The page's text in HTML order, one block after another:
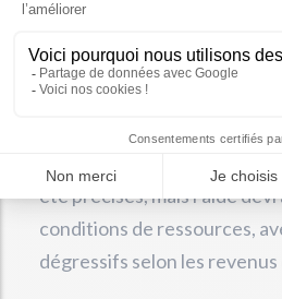
Quelles sont les
conditions de
pour y avoir
été précisés, mais l’aide
conditions de ressources,
dégressifs selon les